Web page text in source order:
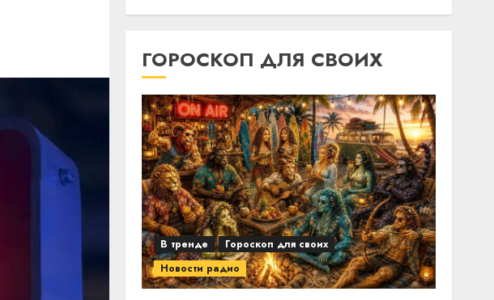
ГОРОСКОП ДЛЯ СВОИХ
В тренде
Гороскоп для своих
Новости радио